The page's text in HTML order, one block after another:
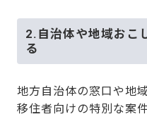
2.自治体や地域おこ
る
地方自治体の窓口や地
移住者向けの特別な案